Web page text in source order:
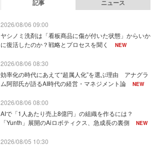
記事 ニュース
2026/08/06 09:00
ヤシノミ洗剤は「看板商品に傷が付いた状態」からいか
に復活したのか？戦略とプロセスを聞く
NEW
2026/08/06 08:30
効率化の時代にあえて“超属人化”を選ぶ理由 アナグラ
ム阿部氏が語るAI時代の経営・マネジメント論
NEW
2026/08/06 08:00
AIで「1人あたり売上8億円」の組織を作るには？
「Yunth」展開のAiロボティクス、急成長の裏側
NEW
2026/08/05 10:30